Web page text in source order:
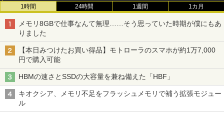
1時間 24時間 1週間 1カ月
メモリ8GBで仕事なんて無理……そう思っていた時期が僕にもあ
りました
【本日みつけたお買い得品】モトローラのスマホが約1万7,000
円で購入可能
HBMの速さとSSDの大容量を兼ね備えた「HBF」
キオクシア、メモリ不足をフラッシュメモリで補う拡張モジュー
ル